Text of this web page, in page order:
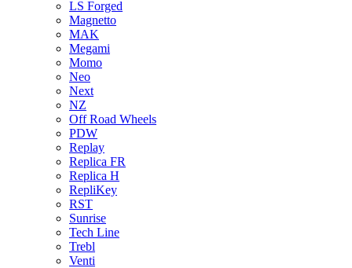
LS Forged
Magnetto
MAK
Megami
Momo
Neo
Next
NZ
Off Road Wheels
PDW
Replay
Replica FR
Replica H
RepliKey
RST
Sunrise
Tech Line
Trebl
Venti